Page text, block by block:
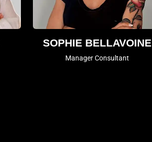
SOPHIE BELLAVOINE
Manager Consultant